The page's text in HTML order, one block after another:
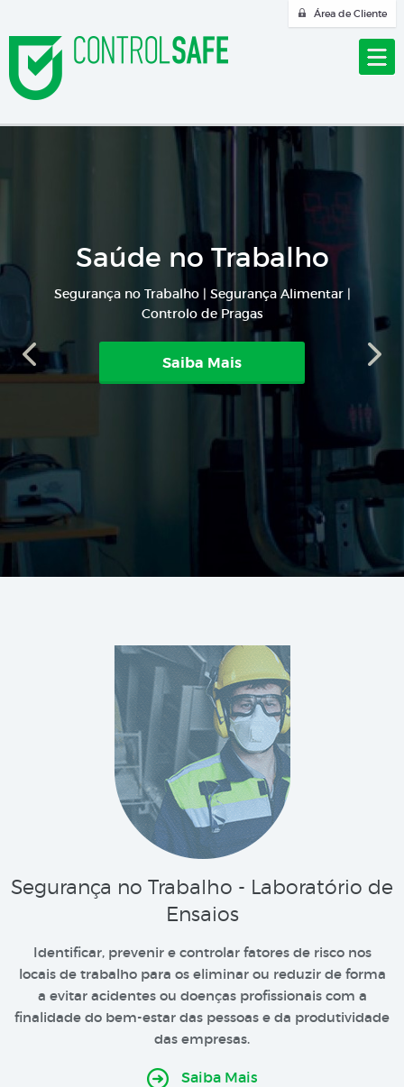
Área de Cliente
Saúde no Trabalho
Segurança no Trabalho | Segurança Alimentar |
Controlo de Pragas
Saiba Mais
Segurança no Trabalho - Laboratório de
Ensaios
Identificar, prevenir e controlar fatores de risco nos
locais de trabalho para os eliminar ou reduzir de forma
a evitar acidentes ou doenças profissionais com a
finalidade do bem-estar das pessoas e da produtividade
das empresas.
Saiba Mais